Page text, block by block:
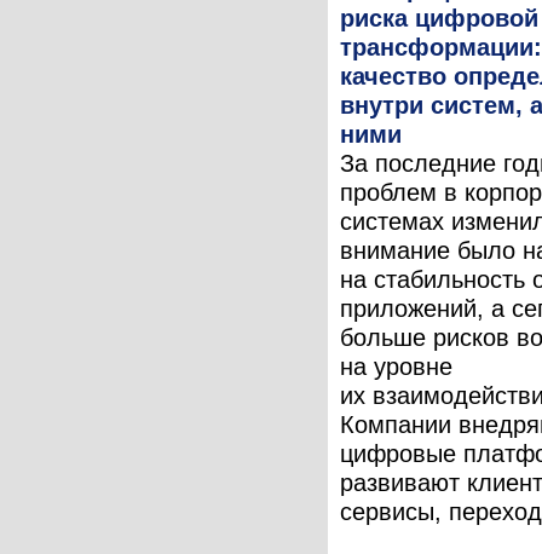
риска цифровой
качество
внутри систем,
ними
За последние
проблем в
системах
внимание было
на стабильность
приложений, а
больше рисков
на уровне
их
Компании
цифровые
развивают
сервисы,